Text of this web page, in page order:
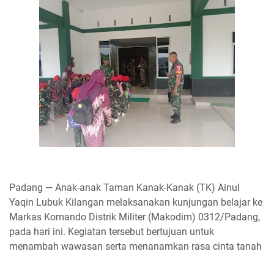
Padang — Anak-anak Taman Kanak-Kanak (TK) Ainul
Yaqin Lubuk Kilangan melaksanakan kunjungan belajar ke
Markas Komando Distrik Militer (Makodim) 0312/Padang,
pada hari ini. Kegiatan tersebut bertujuan untuk
menambah wawasan serta menanamkan rasa cinta tanah